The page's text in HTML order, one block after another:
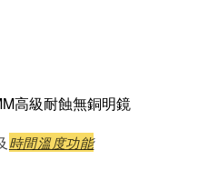
高級耐蝕無銅明鏡
時間溫度功能